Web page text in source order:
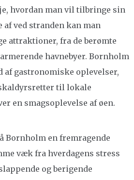
hvordan man vil tilbringe sin
af ved stranden kan man
attraktioner, fra de berømte
havnebyer. Bornholm
af gastronomiske oplevelser,
til lokale
en smagsoplevelse af øen.
Bornholm en fremragende
væk fra hverdagens stress
og berigende